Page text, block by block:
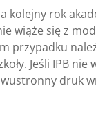
kolejny rok
wiąże się z
przypadku
Jeśli IPB
druk